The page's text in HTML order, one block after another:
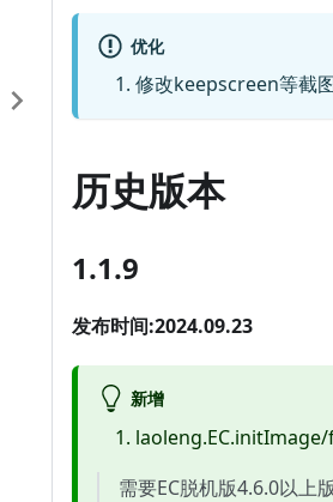
优化
修改keepscreen等截
历史版本
1.1.9
发布时间:2024.09.23
新增
需要EC脱机版4.6.0以上